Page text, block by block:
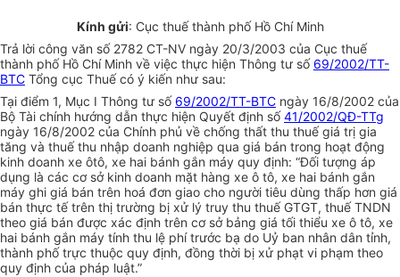
Kính gửi: Cục thuế thành phố Hồ Chí Minh
Trả lời công văn số 2782 CT-NV ngày 20/3/2003 của Cục thuế
thành phố Hồ Chí Minh về việc thực hiện Thông tư số 69/2002/TT-
BTC Tổng cục Thuế có ý kiến như sau:
Tại điểm 1, Mục I Thông tư số 69/2002/TT-BTC ngày 16/8/2002 của
Bộ Tài chính hướng dẫn thực hiện Quyết định số41/2002/QĐ-TTg
ngày 16/8/2002 của Chính phủ về chống thất thu thuế giá trị gia
tăng và thuế thu nhập doanh nghiệp qua giá bán trong hoạt động
kinh doanh xe ôtô, xe hai bánh gắn máy quy định: “Đối tượng áp
dụng là các cơ sở kinh doanh mặt hàng xe ô tô, xe hai bánh gắn
máy ghi giá bán trên hoá đơn giao cho người tiêu dùng thấp hơn giá
bán thực tế trên thị trường bị xử lý truy thu thuế GTGT, thuế TNDN
theo giá bán được xác định trên cơ sở bảng giá tối thiểu xe ô tô, xe
hai bánh gắn máy tính thu lệ phí trước bạ do Uỷ ban nhân dân tỉnh,
thành phố trực thuộc quy định, đồng thời bị xử phạt vi phạm theo
quy định của pháp luật.”